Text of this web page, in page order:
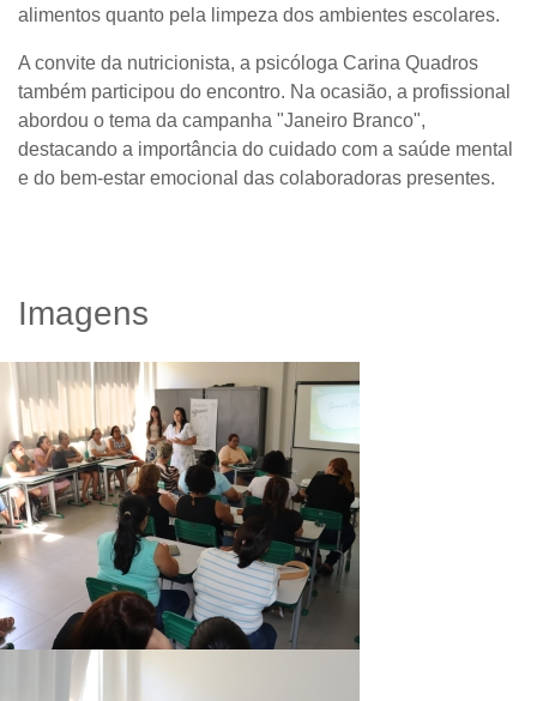
alimentos quanto pela limpeza dos ambientes escolares.
A convite da nutricionista, a psicóloga Carina Quadros
também participou do encontro. Na ocasião, a profissional
abordou o tema da campanha "Janeiro Branco",
destacando a importância do cuidado com a saúde mental
e do bem-estar emocional das colaboradoras presentes.
Imagens